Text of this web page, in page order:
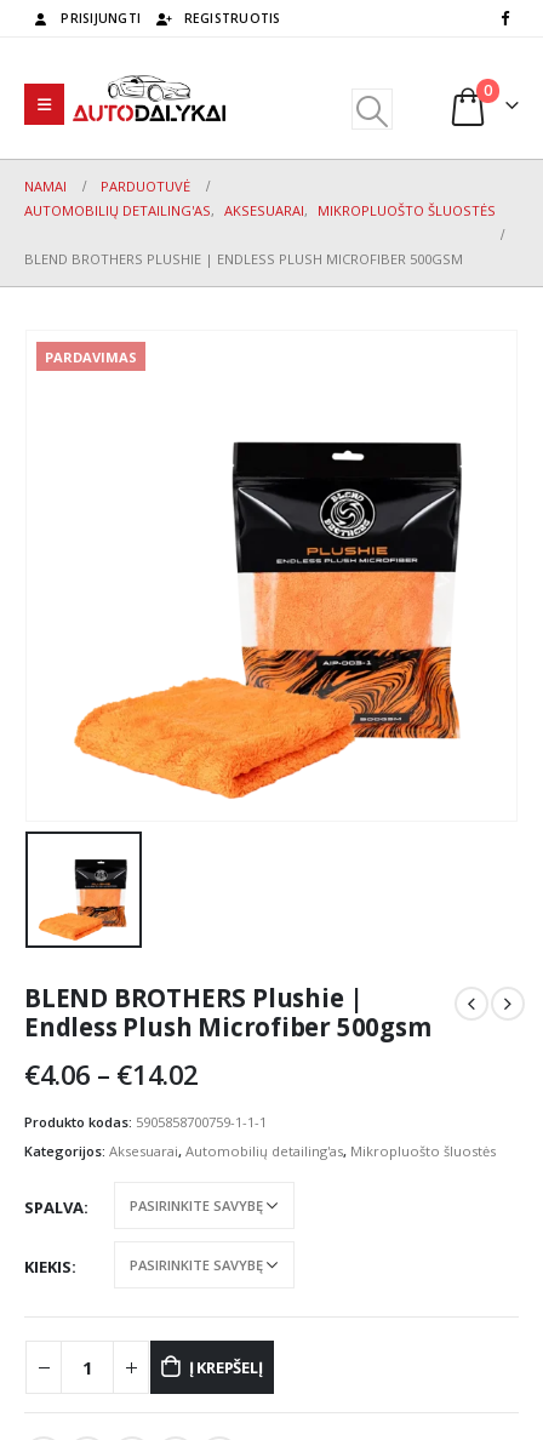
PRISIJUNGTI REGISTRUOTIS
0
NAMAI
PARDUOTUVĖ
AUTOMOBILIŲ DETAILING'AS, AKSESUARAI, MIKROPLUOŠTO ŠLUOSTĖS
BLEND BROTHERS PLUSHIE | ENDLESS PLUSH MICROFIBER 500GSM
PARDAVIMAS
BLEND BROTHERS Plushie |
Endless Plush Microfiber 500gsm
€4.06 – €14.02Price
€4.06
through
Produkto kodas: 5905858700759-1-1-1
Kategorijos: Aksesuarai, Automobilių detailing'as, Mikropluošto šluostės
SPALVA
KIEKIS
Į KREPŠELĮ